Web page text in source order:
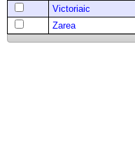
Victoriaic
Zarea